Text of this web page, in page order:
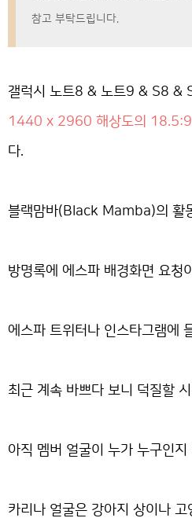
참고 부탁드립니다.
갤럭시 노트8 & 노트9 & S8 &
1440 x 2960 해상도의 18.5:9
다.
블랙맘바(Black Mamba)의 활
방명록에 에스파 배경화면 요청
에스파 트위터나 인스타그램에
최근 계속 바쁘다 보니 덕질할
아직 멤버 얼굴이 누가 누구인지
카리나 얼굴은 강아지 상이나 고